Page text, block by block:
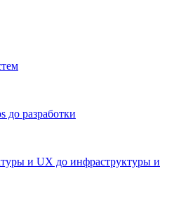
до разработки
и UX до инфраструктуры и